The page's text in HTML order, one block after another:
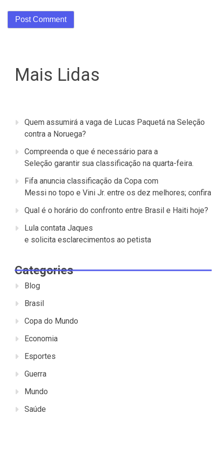
Mais Lidas
Quem assumirá a vaga de Lucas Paquetá na Seleção
contra a Noruega?
Compreenda o que é necessário para a
Seleção garantir sua classificação na quarta-feira.
Fifa anuncia classificação da Copa com
Messi no topo e Vini Jr. entre os dez melhores; confira
Qual é o horário do confronto entre Brasil e Haiti hoje?
Lula contata Jaques
e solicita esclarecimentos ao petista
Categories
Blog
Brasil
Copa do Mundo
Economia
Esportes
Guerra
Mundo
Saúde